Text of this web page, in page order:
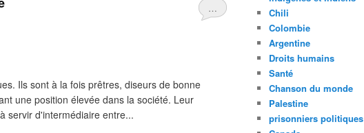
…
Ils sont à la fois prêtres, diseurs de bonne
une position élevée dans la société. Leur
servir d'intermédiaire entre...
Chili
Colombie
Argentine
Droits humains
Santé
Chanson du monde
Palestine
prisonniers politiques